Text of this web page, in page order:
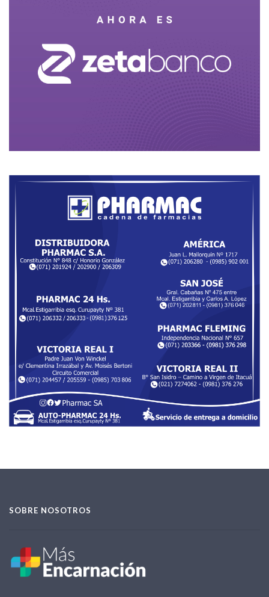
SOBRE NOSOTROS